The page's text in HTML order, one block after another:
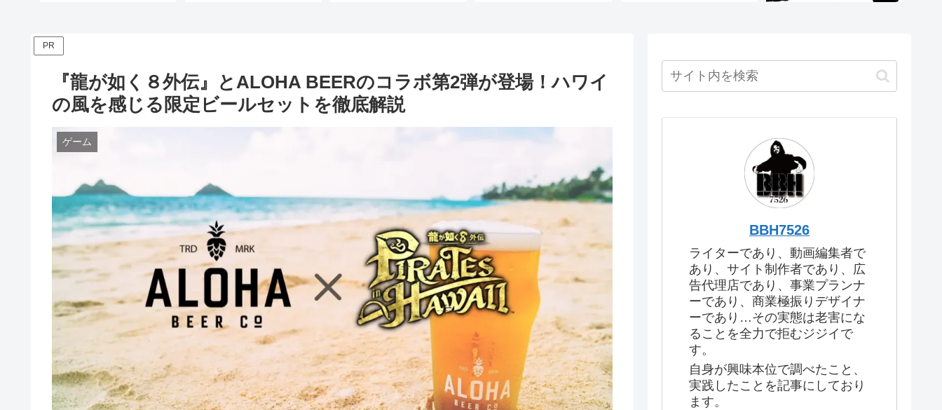
PR
『龍が如く８外伝』とALOHA BEERのコラボ第2弾が登場！ハワイ
の風を感じる限定ビールセットを徹底解説
ゲーム
BBH7526
ライターであり、動画編集者で
あり、サイト制作者であり、広
告代理店であり、事業プランナ
ーであり、商業極振りデザイナ
ーであり…その実態は老害にな
ることを全力で拒むジジイで
す。
自身が興味本位で調べたこと、
実践したことを記事にしており
ます。